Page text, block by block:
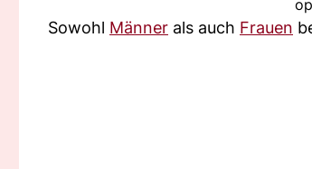
Sowohl Männer als auch Frauen